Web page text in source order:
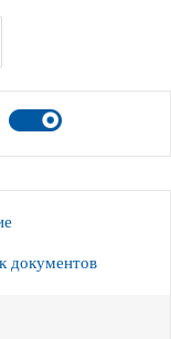
документов